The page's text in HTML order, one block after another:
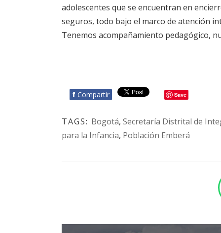
adolescentes que se encuentran en
seguros, todo bajo el marco de atención
Tenemos acompañamiento pedagógico,
f Compartir Save
TAGS: Bogotá, Secretaría Distrital de
para la Infancia, Población Emberá